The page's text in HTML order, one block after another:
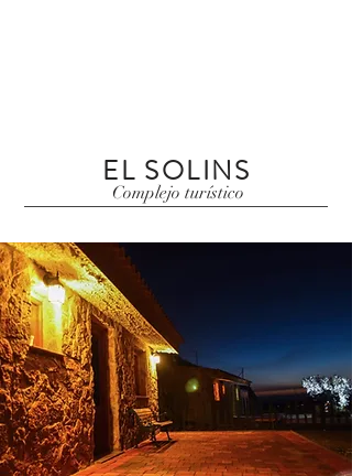
EL SOLINS
Complejo turístico